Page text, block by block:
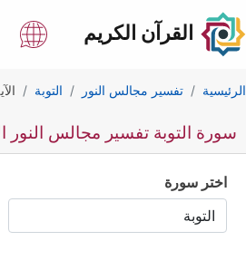
القرآن الكريم
الرئيسية تفسير مجالس النور التوبة
سورة التوبة تفسير مجالس النور
اختر سورة